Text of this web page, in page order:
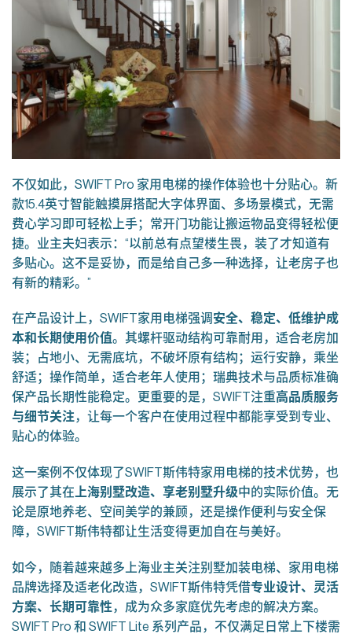
不仅如此，SWIFT Pro 家用电梯的操作体验也十分贴心。新
款15.4英寸智能触摸屏搭配大字体界面、多场景模式，无需
费心学习即可轻松上手；常开门功能让搬运物品变得轻松便
捷。业主夫妇表示：“以前总有点望楼生畏，装了才知道有
多贴心。这不是妥协，而是给自己多一种选择，让老房子也
有新的精彩。”
在产品设计上，SWIFT家用电梯强调 安全、稳定、低维护成
本和长期使用价值。其螺杆驱动结构可靠耐用，适合老房加
装；占地小、无需底坑，不破坏原有结构；运行安静，乘坐
舒适；操作简单，适合老年人使用；瑞典技术与品质标准确
保产品长期性能稳定。更重要的是，SWIFT注重高品质服务
与细节关注，让每一个客户在使用过程中都能享受到专业、
贴心的体验。
这一案例不仅体现了SWIFT斯伟特家用电梯的技术优势，也
展示了其在 上海别墅改造、享老别墅升级中的实际价值。无
论是原地养老、空间美学的兼顾，还是操作便利与安全保
障，SWIFT斯伟特都让生活变得更加自在与美好。
如今，随着越来越多上海业主关注别墅加装电梯、家用电梯
品牌选择及适老化改造，SWIFT斯伟特凭借专业设计、灵活
方案、长期可靠性 ，成为众多家庭优先考虑的解决方案。
SWIFT Pro 和 SWIFT Lite 系列产品，不仅满足日常上下楼需